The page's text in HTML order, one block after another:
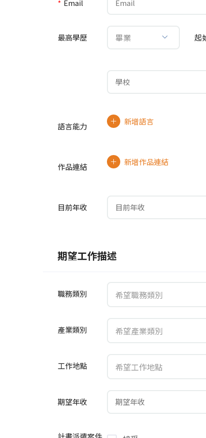
* Email
最高學歷 畢業 起
語言能力 新增語言
作品連結 新增作品連結
目前年收
期望工作描述
職務類別
產業類別
工作地點
期望年收